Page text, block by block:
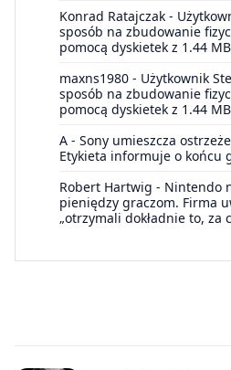
Konrad Ratajczak -
sposób na zbudowanie
pomocą dyskietek z 1.44
maxns1980 - Użytkownik
sposób na zbudowanie
pomocą dyskietek z 1.44
A - Sony umieszcza
Etykieta informuje o końcu
Robert Hartwig - Nintendo
pieniędzy graczom. Firma
„otrzymali dokładnie to, za